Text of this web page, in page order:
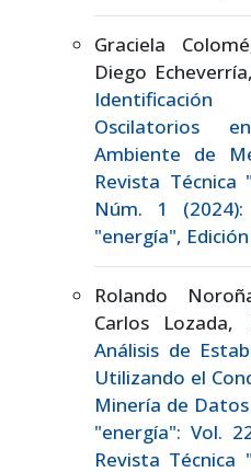
Graciela
Diego Echeverría,
Oscilatorios
Ambiente de
Revista Técnica
Núm. 1 (2024):
"energía", Edición
Rolando
Carlos Lozada,
Análisis de
Utilizando el
Minería de Datos
"energía": Vol.
Revista Técnica